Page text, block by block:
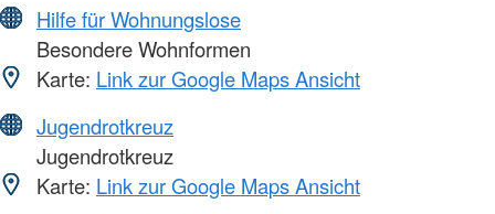
Hilfe für Wohnungslose
Besondere Wohnformen
Karte: Link zur Google Maps Ansicht
Jugendrotkreuz
Jugendrotkreuz
Karte: Link zur Google Maps Ansicht